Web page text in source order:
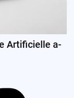
Artificielle a-